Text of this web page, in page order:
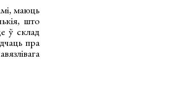
маюць
што
ў склад
пра